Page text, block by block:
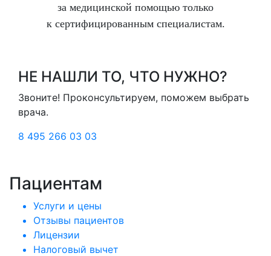
за медицинской помощью только
к сертифицированным специалистам.
НЕ НАШЛИ ТО, ЧТО НУЖНО?
Звоните! Проконсультируем, поможем выбрать
врача.
8 495 266 03 03
Пациентам
Услуги и цены
Отзывы пациентов
Лицензии
Налоговый вычет